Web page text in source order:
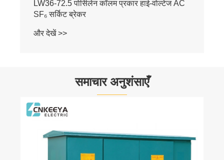
LW36-72.5 पोर्सिलेन कॉलम प्रकार हाई-वोल्टेज AC
SF₆ सर्किट ब्रेकर
और देखें >>
समाचार अनुशंसाएँ